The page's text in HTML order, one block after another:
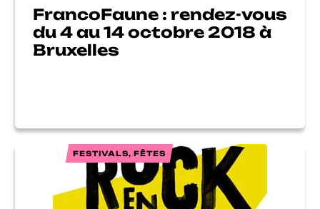
FrancoFaune : rendez-vous
du 4 au 14 octobre 2018 à
Bruxelles
FESTIVALS, FÊTES